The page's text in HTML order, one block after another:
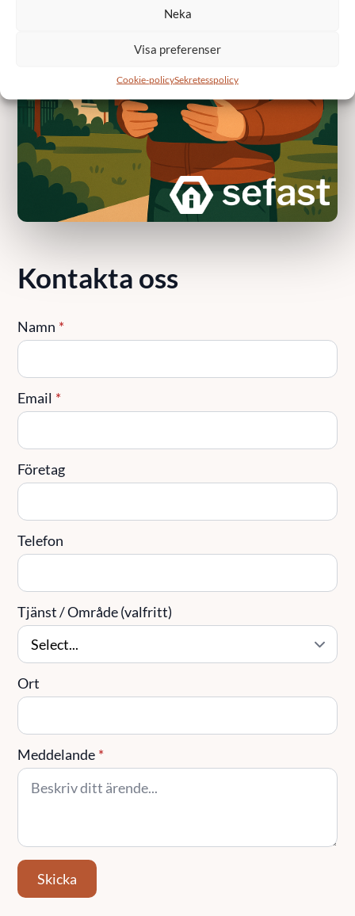
Neka
Visa preferenser
Cookie-policySekretesspolicy
Kontakta oss
Namn *
Email *
Företag
Telefon
Tjänst / Område (valfritt)
Ort
Meddelande *
Skicka